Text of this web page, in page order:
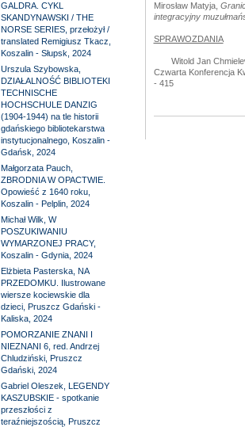
GALDRA. CYKL
SKANDYNAWSKI / THE
NORSE SERIES, przełożył /
translated Remigiusz Tkacz,
Koszalin - Słupsk, 2024
Urszula Szybowska,
DZIAŁALNOŚĆ BIBLIOTEKI
TECHNISCHE
HOCHSCHULE DANZIG
(1904-1944) na tle historii
gdańskiego bibliotekarstwa
instytucjonalnego, Koszalin -
Gdańsk, 2024
Małgorzata Pauch,
ZBRODNIA W OPACTWIE.
Opowieść z 1640 roku,
Koszalin - Pelplin, 2024
Michał Wilk, W
POSZUKIWANIU
WYMARZONEJ PRACY,
Koszalin - Gdynia, 2024
Elżbieta Pasterska, NA
PRZEDOMKU. Ilustrowane
wiersze kociewskie dla
dzieci, Pruszcz Gdański -
Kaliska, 2024
POMORZANIE ZNANI I
NIEZNANI 6, red. Andrzej
Chludziński, Pruszcz
Gdański, 2024
Gabriel Oleszek, LEGENDY
KASZUBSKIE - spotkanie
przeszłości z
teraźniejszością, Pruszcz
Mirosław Matyja,
integracyjny
SPRAWOZDANIA
Witold Jan
Czwarta Konferencja
- 415